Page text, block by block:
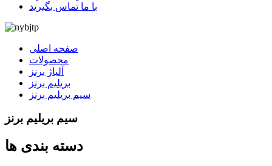
با ما تماس بگیرید
صفحه اصلی
محصولات
آلیاژ برنز
بریلیم برنز
سیم بریلیم برنز
سیم بریلیم برنز
دسته بندی ها